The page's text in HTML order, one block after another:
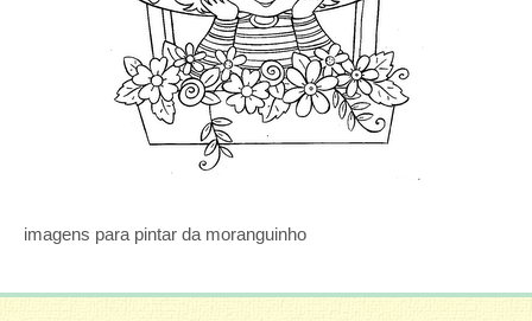
imagens para pintar da moranguinho